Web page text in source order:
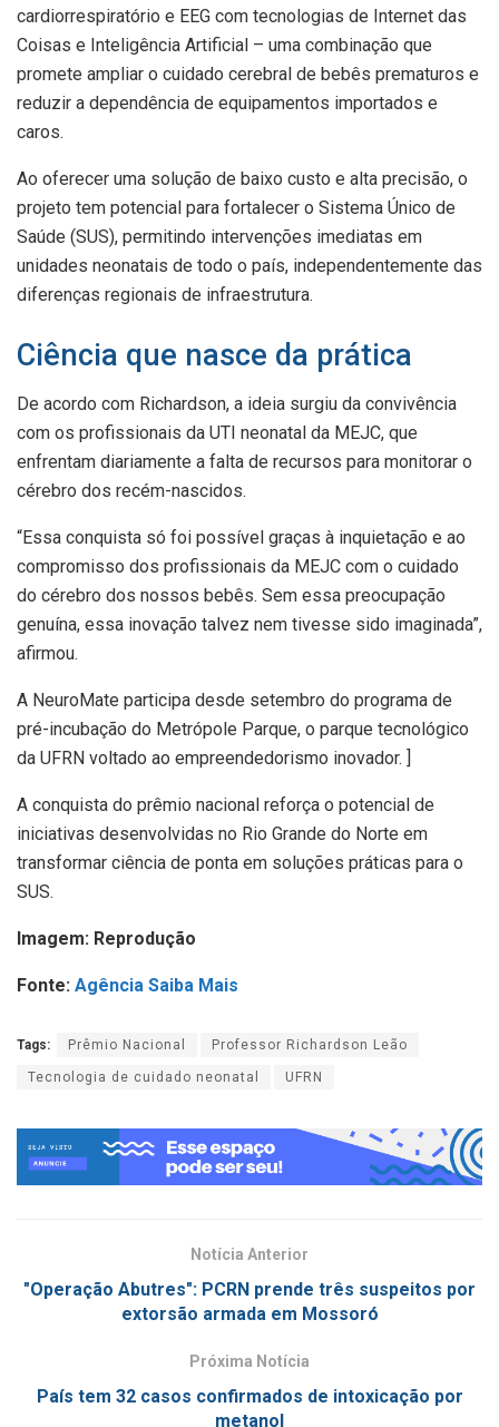
cardiorrespiratório e EEG com tecnologias de Internet das
Coisas e Inteligência Artificial – uma combinação que
promete ampliar o cuidado cerebral de bebês prematuros e
reduzir a dependência de equipamentos importados e
caros.
Ao oferecer uma solução de baixo custo e alta precisão, o
projeto tem potencial para fortalecer o Sistema Único de
Saúde (SUS), permitindo intervenções imediatas em
unidades neonatais de todo o país, independentemente das
diferenças regionais de infraestrutura.
Ciência que nasce da prática
De acordo com Richardson, a ideia surgiu da convivência
com os profissionais da UTI neonatal da MEJC, que
enfrentam diariamente a falta de recursos para monitorar o
cérebro dos recém-nascidos.
“Essa conquista só foi possível graças à inquietação e ao
compromisso dos profissionais da MEJC com o cuidado
do cérebro dos nossos bebês. Sem essa preocupação
genuína, essa inovação talvez nem tivesse sido imaginada”,
afirmou.
A NeuroMate participa desde setembro do programa de
pré-incubação do Metrópole Parque, o parque tecnológico
da UFRN voltado ao empreendedorismo inovador. ]
A conquista do prêmio nacional reforça o potencial de
iniciativas desenvolvidas no Rio Grande do Norte em
transformar ciência de ponta em soluções práticas para o
SUS.
Imagem: Reprodução
Fonte: Agência Saiba Mais
Tags: Prêmio Nacional Professor Richardson Leão
Tecnologia de cuidado neonatal UFRN
Notícia Anterior
"Operação Abutres": PCRN prende três suspeitos por
extorsão armada em Mossoró
Próxima Notícia
País tem 32 casos confirmados de intoxicação por
metanol